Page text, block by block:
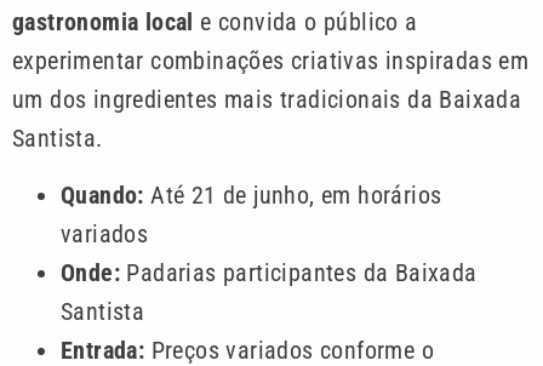
gastronomia local e convida o público a
experimentar combinações criativas inspiradas em
um dos ingredientes mais tradicionais da Baixada
Santista.
Quando: Até 21 de junho, em horários
variados
Onde: Padarias participantes da Baixada
Santista
Entrada: Preços variados conforme o